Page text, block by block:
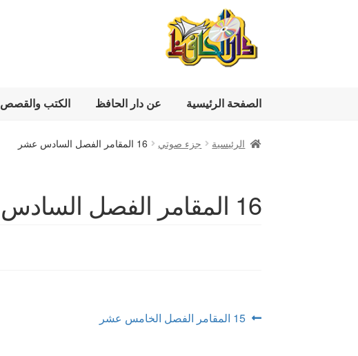
navigation
content
الصفحة الرئيسية عن دار الحافظ الكتب والقصص
الرئيسية جزء صوتي 16 المقامر الفصل السادس عشر
16 المقامر الفصل السادس عشر
تصفّح
Previous
15 المقامر الفصل الخامس عشر